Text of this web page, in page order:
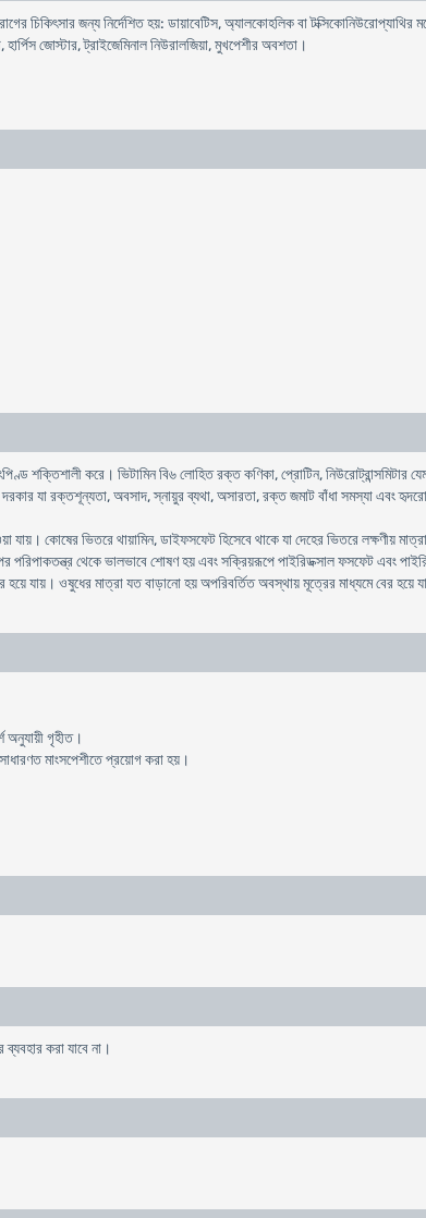
চিকিৎসার জন্য নির্দেশিত হয়: ডায়াবেটিস, অ্যালকোহলিক বা টক্সিকোনিউরোপ্যাথির
হার্পিস জোস্টার, ট্রাইজেমিনাল নিউরালজিয়া, মুখপেশীর অবশতা।
শক্তিশালী করে। ভিটামিন বি৬ লোহিত রক্ত কণিকা, প্রোটিন,
যা রক্তশূন্যতা, অবসাদ, স্নায়ুর ব্যথা, অসারতা, রক্ত জমাট বাঁধা সমস্যা এবং
কোষের ভিতরে থায়ামিন, ডাইফসফেট হিসেবে থাকে যা দেহের ভিতরে লক্ষণীয়
পর পরিপাকতন্ত্র থেকে ভালভাবে শোষণ হয় এবং সক্রিয়রূপে পাইরিডক্সাল ফসফেট এবং
যায়। ওষুধের মাত্রা যত বাড়ানো হয় অপরিবর্তিত অবস্থায় মূত্রের মাধ্যমে বের হয়ে
অনুযায়ী গৃহীত।
মাংসপেশীতে প্রয়োগ করা হয়।
করা যাবে না।